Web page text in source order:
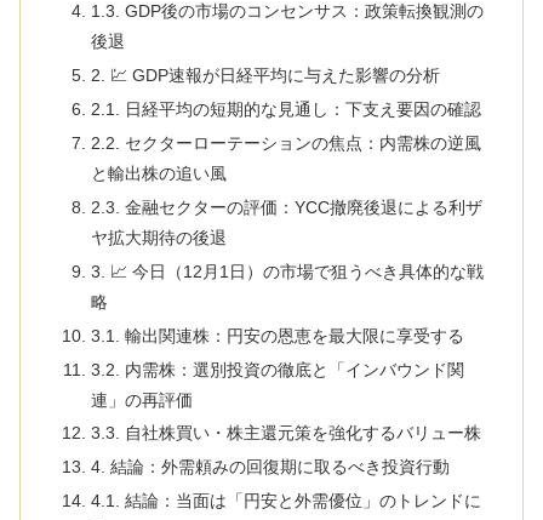
1.3. GDP後の市場のコンセンサス：政策転換観測の
後退
2. 💹 GDP速報が日経平均に与えた影響の分析
2.1. 日経平均の短期的な見通し：下支え要因の確認
2.2. セクターローテーションの焦点：内需株の逆風
と輸出株の追い風
2.3. 金融セクターの評価：YCC撤廃後退による利ザ
ヤ拡大期待の後退
3. 📈 今日（12月1日）の市場で狙うべき具体的な戦
略
3.1. 輸出関連株：円安の恩恵を最大限に享受する
3.2. 内需株：選別投資の徹底と「インバウンド関
連」の再評価
3.3. 自社株買い・株主還元策を強化するバリュー株
4. 結論：外需頼みの回復期に取るべき投資行動
4.1. 結論：当面は「円安と外需優位」のトレンドに